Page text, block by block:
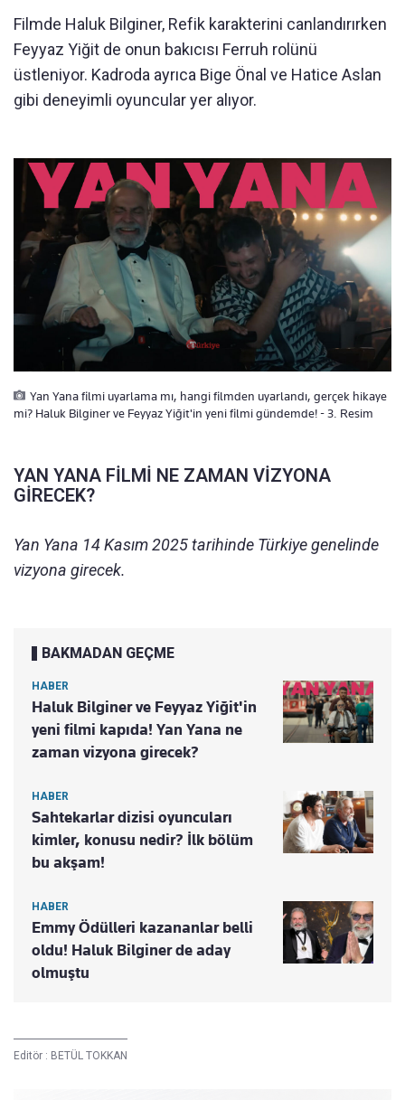
Filmde Haluk Bilginer, Refik karakterini canlandırırken
Feyyaz Yiğit de onun bakıcısı Ferruh rolünü
üstleniyor. Kadroda ayrıca Bige Önal ve Hatice Aslan
gibi deneyimli oyuncular yer alıyor.
Yan Yana filmi uyarlama mı, hangi filmden uyarlandı, gerçek hikaye
mi? Haluk Bilginer ve Feyyaz Yiğit'in yeni filmi gündemde! - 3. Resim
YAN YANA FİLMİ NE ZAMAN VİZYONA
GİRECEK?
Yan Yana 14 Kasım 2025 tarihinde Türkiye genelinde
vizyona girecek.
BAKMADAN GEÇME
HABER
Haluk Bilginer ve Feyyaz Yiğit'in
yeni filmi kapıda! Yan Yana ne
zaman vizyona girecek?
HABER
Sahtekarlar dizisi oyuncuları
kimler, konusu nedir? İlk bölüm
bu akşam!
HABER
Emmy Ödülleri kazananlar belli
oldu! Haluk Bilginer de aday
olmuştu
Editör : BETÜL TOKKAN